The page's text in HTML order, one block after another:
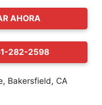
AHORA
282-2598
Bakersfield, CA